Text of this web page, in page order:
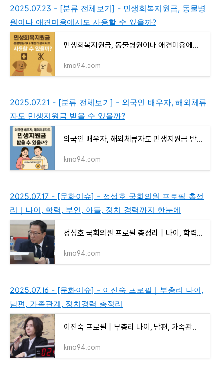
2025.07.23 - [분류 전체보기] - 민생회복지원금, 동물병
원이나 애견미용에서도 사용할 수 있을까?
민생회복지원금, 동물병원이나 애견미용에서도 사용할 수 있을까?
kmo94.com
2025.07.21 - [분류 전체보기] - 외국인 배우자, 해외체류
자도 민생지원금 받을 수 있을까?
외국인 배우자, 해외체류자도 민생지원금 받을 수 있을까?
kmo94.com
2025.07.17 - [문화이슈] - 정성호 국회의원 프로필 총정
리｜나이, 학력, 부인, 아들, 정치 경력까지 한눈에
정성호 국회의원 프로필 총정리｜나이, 학력, 부인, 아들, 정치 경력까지 한눈에
kmo94.com
2025.07.16 - [문화이슈] - 이진숙 프로필｜부총리 나이,
남편, 가족관계, 정치경력 총정리
이진숙 프로필｜부총리 나이, 남편, 가족관계, 정치경력 총정리
kmo94.com